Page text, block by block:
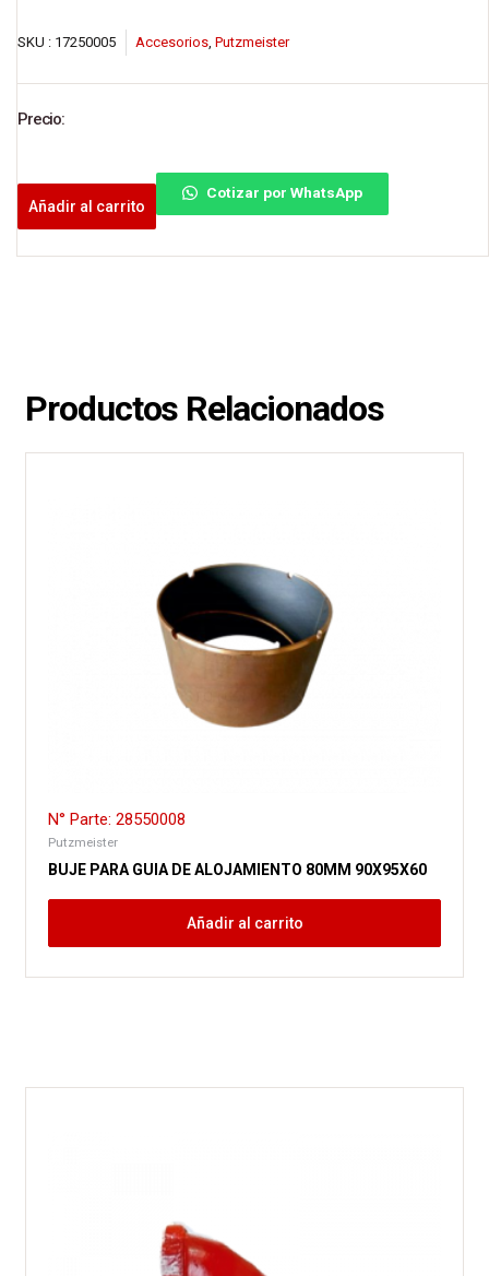
SKU : 17250005 Accesorios Putzmeister
Precio:
Añadir al carrito
Cotizar por WhatsApp
Productos Relacionados
N° Parte: 28550008
Putzmeister
BUJE PARA GUIA DE ALOJAMIENTO 80MM 90X95X60
Añadir al carrito